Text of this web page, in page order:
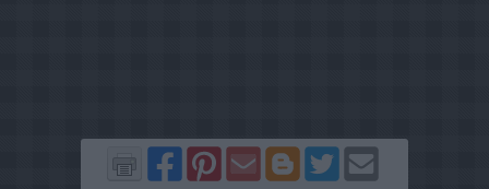
Del
på
Del
på
Send
via
Del
på
Del
på
Send